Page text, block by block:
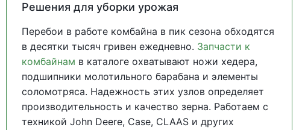
Решения для уборки урожая
Перебои в работе комбайна в пик сезона обходятся
в десятки тысяч гривен ежедневно. Запчасти к
комбайнам в каталоге охватывают ножи хедера,
подшипники молотильного барабана и элементы
соломотряса. Надежность этих узлов определяет
производительность и качество зерна. Работаем с
техникой John Deere, Case, CLAAS и других